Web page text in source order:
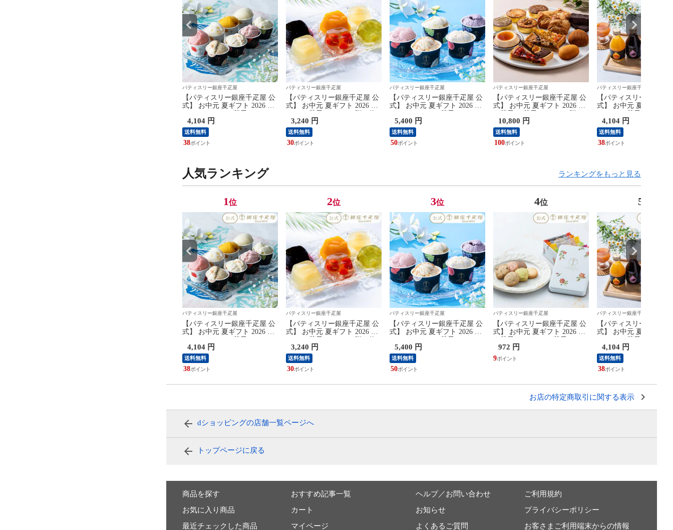
パティスリー銀座千疋屋
【パティスリー銀座千疋屋 公
式】 お中元 夏ギフト 2026 ア
贈り物 ギフト 千疋屋 銀座プ
レミアムアイス＆ソルベ8個
4,104 円
送料無料
38
パティスリー銀座千疋屋
【パティスリー銀座千疋屋 公
式】 お中元 夏ギフト 2026 ゼ
ギフト 千疋屋 銀座ゼリー9個
3,240 円
送料無料
30
パティスリー銀座千疋屋
【パティスリー銀座千疋屋 公
式】 お中元 夏ギフト 2026 ア
贈り物 ギフト 千疋屋 銀座プ
レミアムアイス
5,400 円
送料無料
50
パティスリー銀座千疋屋
【パティスリー銀座千疋屋 公
式】 お中元 夏ギフト 2026 焼
物 ギフト 千疋屋 銀座ガトー
グランセレクション
10,800 円
送料無料
100
パティスリー銀座千疋屋
【パティスリー銀座千
式】 お中元 夏ギフト
物 ギフト 千疋屋 銀座
ートジュース5本
4,104 円
送料無料
38
人気ランキング ランキングをもっと見る
1位
パティスリー銀座千疋屋
【パティスリー銀座千疋屋 公
式】 お中元 夏ギフト 2026 ア
贈り物 ギフト 千疋屋 銀座プ
レミアムアイス＆ソルベ8個
4,104 円
送料無料
38
2位
パティスリー銀座千疋屋
【パティスリー銀座千疋屋 公
式】 お中元 夏ギフト 2026 ゼ
ギフト 千疋屋 銀座ゼリー9個
3,240 円
送料無料
30
3位
パティスリー銀座千疋屋
【パティスリー銀座千疋屋 公
式】 お中元 夏ギフト 2026 ア
贈り物 ギフト 千疋屋 銀座プ
レミアムアイス
5,400 円
送料無料
50
4位
パティスリー銀座千疋屋
【パティスリー銀座千疋屋 公
式】 お中元 夏ギフト 2026 焼
ーツ 贈り物 ギフト 千疋屋 缶
入り銀座クッキー
972 円
9
5
パティスリー銀座千疋屋
【パティスリー銀座千
式】 お中元 夏ギフト
物 ギフト 千疋屋 銀座
ートジュース5本
4,104 円
送料無料
38
お店の特定商取引に関する表示
dショッピングの店舗一覧ページへ
トップページに戻る
商品を探す
お気に入り商品
最近チェックした商品
おすすめ記事一覧
カート
マイページ
ヘルプ／お問い合わせ
お知らせ
よくあるご質問
ご利用規約
プライバシーポリシー
お客さまご利用端末からの情報